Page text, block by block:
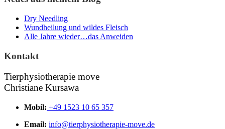
Dry Needling
Wundheilung und wildes Fleisch
Alle Jahre wieder…das Anweiden
Kontakt
Tierphysiotherapie move
Christiane Kursawa
Mobil: +49 1523 10 65 357
Email: info@tierphysiotherapie-move.de